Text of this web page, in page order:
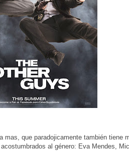
mas, que paradojicamente también tiene
al género: Eva Mendes,